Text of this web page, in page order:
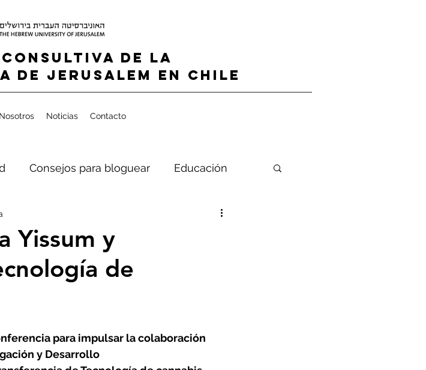
DE LA
de jerusalem en CHILE
Nosotros Noticias Contacto
Consejos para bloguear Educación
Yissum y
de
para impulsar la colaboración
y Desarrollo